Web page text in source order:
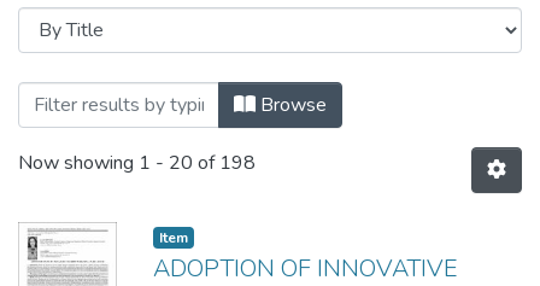
Browsing 2022 рік by Title
Browse
Now showing 1 - 20 of 198
Item
ADOPTION OF INNOVATIVE